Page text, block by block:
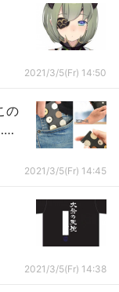
2021/3/5(Fr) 14:50
の
2021/3/5(Fr) 14:45
2021/3/5(Fr) 14:38